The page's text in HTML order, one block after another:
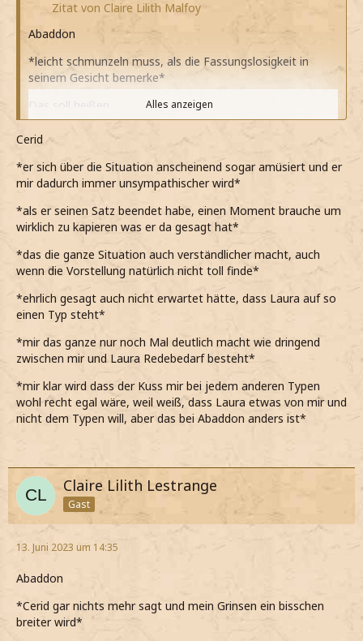
Zitat von Claire Lilith Malfoy
Abaddon
*leicht schmunzeln muss, als die Fassungslosigkeit in
seinem Gesicht bemerke*
*langsam beginne und meinen Blick ihm dann zuwende*
…dass ich Laura geküsst habe.
*meinen Satz vervollständige*
*nach seinem Blick zu urteilen, er nicht zu glauben scheint,
was da gerade gesagt habe*
Alles anzeigen
Cerid
*er sich über die Situation anscheinend sogar amüsiert und er
mir dadurch immer unsympathischer wird*
*als er seinen Satz beendet habe, einen Moment brauche um
wirklich zu kapieren was er da gesagt hat*
*das die ganze Situation auch verständlicher macht, auch
wenn die Vorstellung natürlich nicht toll finde*
*ehrlich gesagt auch nicht erwartet hätte, dass Laura auf so
einen Typ steht*
*mir das ganze nur noch Mal deutlich macht wie dringend
zwischen mir und Laura Redebedarf besteht*
*mir klar wird dass der Kuss mir bei jedem anderen Typen
wohl recht egal wäre, weil weiß, dass Laura etwas von mir und
nicht dem Typen will, aber das bei Abaddon anders ist*
Claire Lilith Lestrange
Gast
13. Juni 2023 um 14:35
Abaddon
*Cerid gar nichts mehr sagt und mein Grinsen ein bisschen
breiter wird*